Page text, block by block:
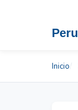
Inicio